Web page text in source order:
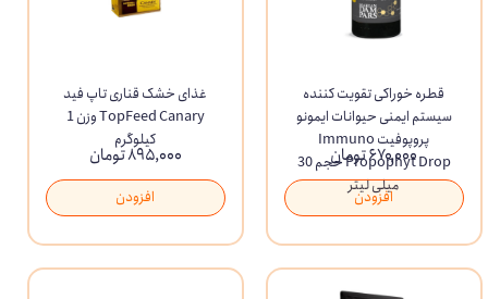
قطره خوراکی تقویت کننده
سیستم ایمنی حیوانات ایمونو
پروپوفیت Immuno
Propophyt Drop حجم 30
میلی لیتر
۶۷۰,۰۰۰ تومان
افزودن
غذای خشک قناری تاپ فید
TopFeed Canary وزن 1
کیلوگرم
۸۹۵,۰۰۰ تومان
افزودن